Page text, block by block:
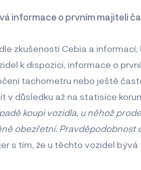
informace o prvním majiteli
zkušeností Cebia a
k dispozici, informace o
tachometru nebo ještě
v důsledku až na statisíce
koupi vozidla, u něhož
obezřetní. Pravděpodobnost
s tím, že u těchto vozidel